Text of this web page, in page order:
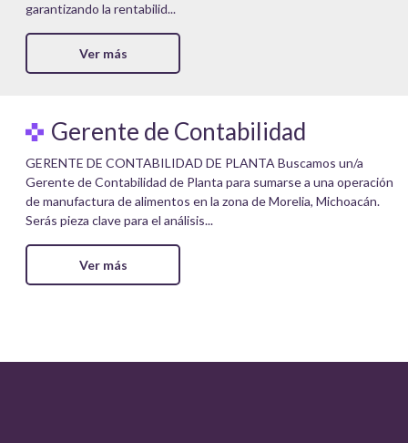
garantizando la rentabilid...
Ver más
Gerente de Contabilidad
GERENTE DE CONTABILIDAD DE PLANTA Buscamos un/a
Gerente de Contabilidad de Planta para sumarse a una operación
de manufactura de alimentos en la zona de Morelia, Michoacán.
Serás pieza clave para el análisis...
Ver más